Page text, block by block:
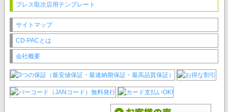
プレス取次店用テンプレート
サイトマップ
CD-PACとは
会社概要